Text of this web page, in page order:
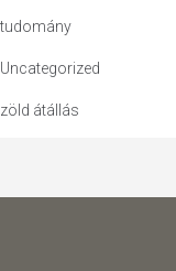
tudomány
Uncategorized
zöld átállás